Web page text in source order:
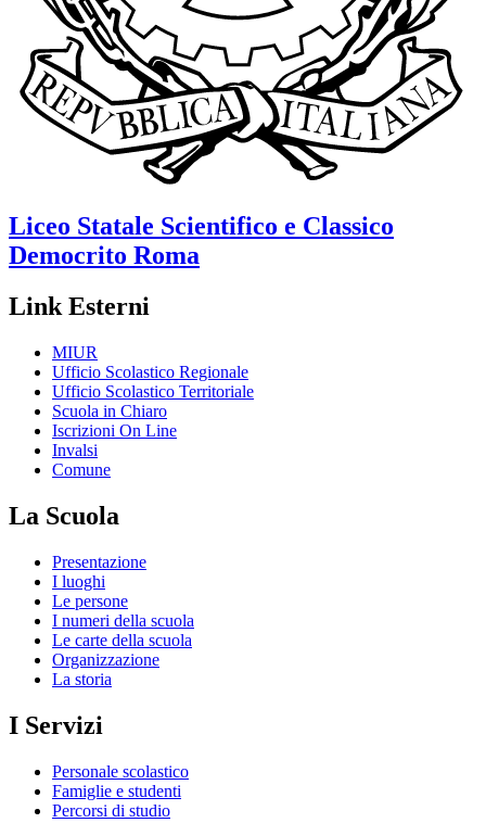
Liceo Statale Scientifico e Classico
Democrito Roma
Link Esterni
MIUR
Ufficio Scolastico Regionale
Ufficio Scolastico Territoriale
Scuola in Chiaro
Iscrizioni On Line
Invalsi
Comune
La Scuola
Presentazione
I luoghi
Le persone
I numeri della scuola
Le carte della scuola
Organizzazione
La storia
I Servizi
Personale scolastico
Famiglie e studenti
Percorsi di studio